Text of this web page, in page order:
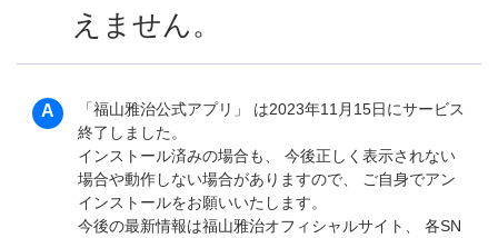
えません。
「福山雅治公式アプリ」 は2023年11月15日にサービス
終了しました。
インストール済みの場合も、 今後正しく表示されない
場合や動作しない場合がありますので、 ご自身でアン
インストールをお願いいたします。
今後の最新情報は福山雅治オフィシャルサイト、 各SN